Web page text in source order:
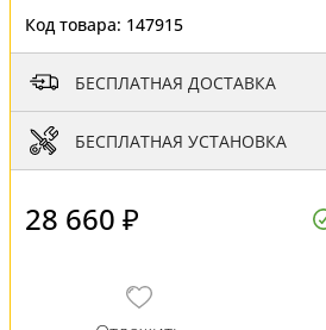
Код товара: 147915
БЕСПЛАТНАЯ ДОСТАВКА
БЕСПЛАТНАЯ УСТАНОВКА
28 660 ₽